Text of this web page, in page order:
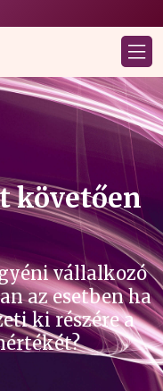
követően
vállalkozó
az esetben ha
ki részére a